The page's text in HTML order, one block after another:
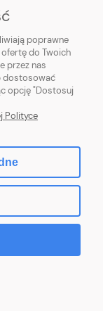
Bburago, Siku,
Top Model oraz
poprawne
do Twoich
przez nas
dostosować
opcję "Dostosuj
Polityce